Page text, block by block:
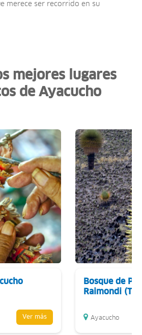
merece ser recorrido en su
mejores lugares
de Ayacucho
Ver más
Bosque de
Raimondi
Ayacucho